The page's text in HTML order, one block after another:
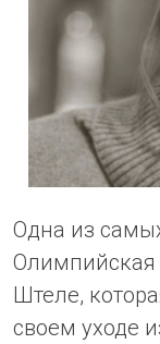
Одна из
Олимпийская
Штеле,
своем уходе